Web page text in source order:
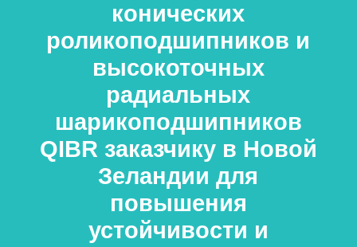
конических
роликоподшипников и
высокоточных
радиальных
шарикоподшипников
QIBR заказчику в Новой
Зеландии для
повышения
устойчивости и